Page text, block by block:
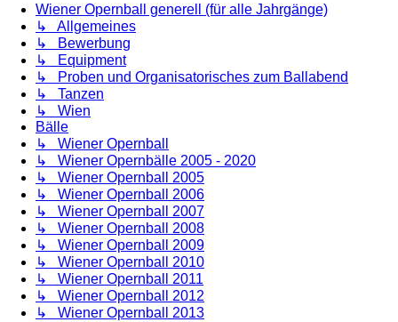
Wiener Opernball generell (für alle Jahrgänge)
↳ Allgemeines
↳ Bewerbung
↳ Equipment
↳ Proben und Organisatorisches zum Ballabend
↳ Tanzen
↳ Wien
Bälle
↳ Wiener Opernball
↳ Wiener Opernbälle 2005 - 2020
↳ Wiener Opernball 2005
↳ Wiener Opernball 2006
↳ Wiener Opernball 2007
↳ Wiener Opernball 2008
↳ Wiener Opernball 2009
↳ Wiener Opernball 2010
↳ Wiener Opernball 2011
↳ Wiener Opernball 2012
↳ Wiener Opernball 2013